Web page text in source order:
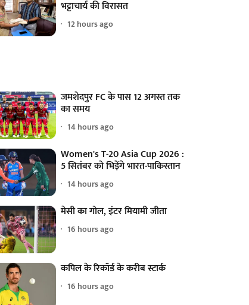
भट्टाचार्य की विरासत
12 hours ago
जमशेदपुर FC के पास 12 अगस्त तक
का समय
14 hours ago
Women's T-20 Asia Cup 2026 :
5 सितंबर को भिड़ेंगे भारत-पाकिस्तान
14 hours ago
मेसी का गोल, इंटर मियामी जीता
16 hours ago
कपिल के रिकॉर्ड के करीब स्टार्क
16 hours ago